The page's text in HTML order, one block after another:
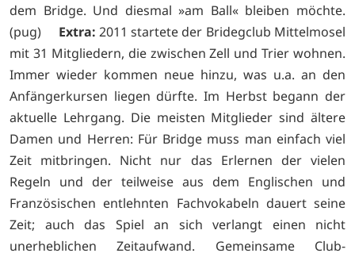
dem Bridge. Und diesmal »am Ball« bleiben möchte.
(pug) Extra: 2011 startete der Bridegclub Mittelmosel
mit 31 Mitgliedern, die zwischen Zell und Trier wohnen.
Immer wieder kommen neue hinzu, was u.a. an den
Anfängerkursen liegen dürfte. Im Herbst begann der
aktuelle Lehrgang. Die meisten Mitglieder sind ältere
Damen und Herren: Für Bridge muss man einfach viel
Zeit mitbringen. Nicht nur das Erlernen der vielen
Regeln und der teilweise aus dem Englischen und
Französischen entlehnten Fachvokabeln dauert seine
Zeit; auch das Spiel an sich verlangt einen nicht
unerheblichen Zeitaufwand. Gemeinsame Club-